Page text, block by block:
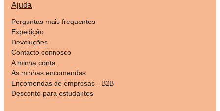
Ajuda
Perguntas mais frequentes
Expedição
Devoluções
Contacto connosco
A minha conta
As minhas encomendas
Encomendas de empresas - B2B
Desconto para estudantes